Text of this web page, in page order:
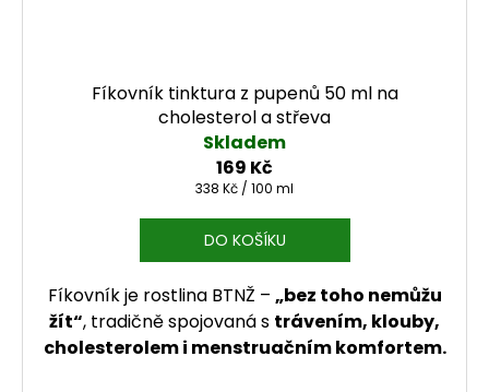
Fíkovník tinktura z pupenů 50 ml na
cholesterol a střeva
Skladem
169 Kč
Měrná cena:
338 Kč / 100 ml
DO KOŠÍKU
Fíkovník je rostlina BTNŽ – „bez toho nemůžu
žít“, tradičně spojovaná s trávením, klouby,
cholesterolem i menstruačním komfortem.